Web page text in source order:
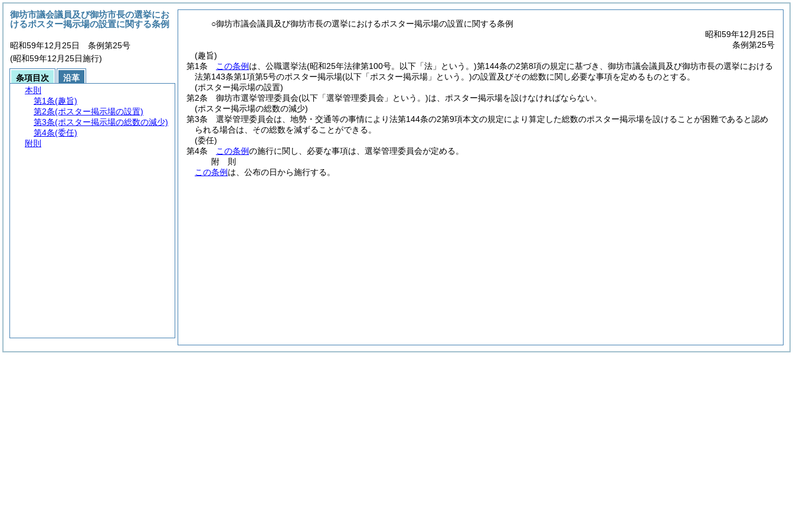
○御坊市議会議員及び御坊市長の選挙におけるポスター掲示場の設置に関する条例
昭和59年12月25日
条例第25号
(趣旨)
第1条
この条例 は、公職選挙法(昭和25年法律第100号。以下「法」という。)第144条の2第8項の規定に基づき、御坊市議会議員及び御坊市長の選挙における
法第143条第1項第5号のポスター掲示場(以下「ポスター掲示場」という。)の設置及びその総数に関し必要な事項を定めるものとする。
(ポスター掲示場の設置)
第2条
御坊市選挙管理委員会(以下「選挙管理委員会」という。)は、ポスター掲示場を設けなければならない。
(ポスター掲示場の総数の減少)
第3条
選挙管理委員会は、地勢・交通等の事情により法第144条の2第9項本文の規定により算定した総数のポスター掲示場を設けることが困難であると認め
られる場合は、その総数を減ずることができる。
(委任)
第4条
この条例の施行に関し、必要な事項は、選挙管理委員会が定める。
附 則
この条例 は、公布の日から施行する。
御坊市議会議員及び御坊市長の選挙にお
けるポスター掲示場の設置に関する条例
昭和59年12月25日 条例第25号
(昭和59年12月25日施行)
条項目次
沿革
本則
第1条(趣旨)
第2条(ポスター掲示場の設置)
第3条(ポスター掲示場の総数の減少)
第4条(委任)
附則